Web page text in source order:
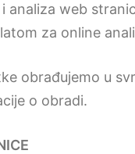
analiza web
za online
obrađujemo u
o obradi.